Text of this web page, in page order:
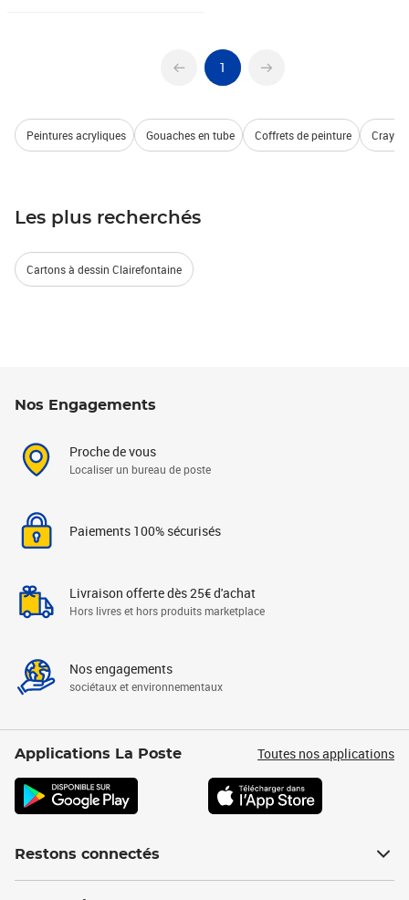
1
Peintures acryliques Gouaches en tube Coffrets de peinture
Les plus recherchés
Cartons à dessin Clairefontaine
Nos Engagements
Proche de vous
Localiser un bureau de poste
Paiements 100% sécurisés
Livraison offerte dès 25€ d'achat
Hors livres et hors produits marketplace
Nos engagements
sociétaux et environnementaux
Applications La Poste Toutes nos applications
Restons connectés